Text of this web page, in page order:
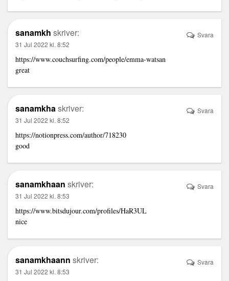
sanamkh skriver:
31 Jul 2022 kl. 8:52
https://www.couchsurfing.com/people/emma-watsan
great
Svara
sanamkhaskriver:
31 Jul 2022 kl. 8:52
https://notionpress.com/author/718230
good
Svara
sanamkhaan skriver:
31 Jul 2022 kl. 8:53
https://www.bitsdujour.com/profiles/HaR3UL
nice
Svara
sanamkhaann skriver:
31 Jul 2022 kl. 8:53
Svara